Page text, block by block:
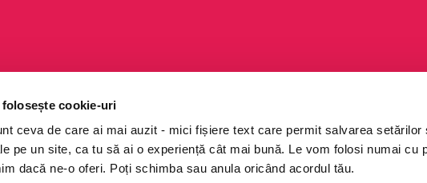
cookie-uri
ceva de care ai mai auzit - mici fișiere text care permit salvarea setărilor
pe un site, ca tu să ai o experiență cât mai bună. Le vom folosi numai cu
dacă ne-o oferi. Poți schimba sau anula oricând acordul tău.